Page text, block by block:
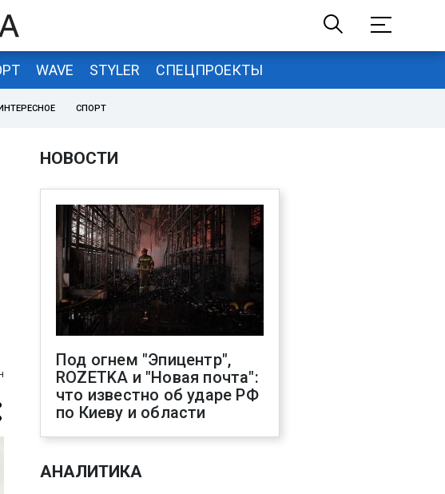
WAVE STYLER СПЕЦПРОЕКТЫ
СПОРТ
НОВОСТИ
Под огнем "Эпицентр",
ROZETKA и "Новая почта":
что известно об ударе РФ
по Киеву и области
АНАЛИТИКА